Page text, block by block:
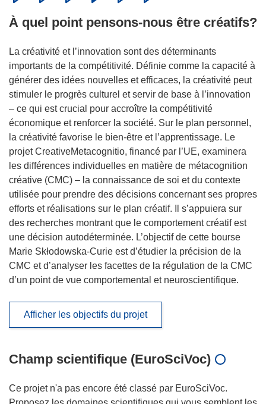
À quel point pensons-nous être créatifs?
La créativité et l’innovation sont des déterminants
importants de la compétitivité. Définie comme la capacité à
générer des idées nouvelles et efficaces, la créativité peut
stimuler le progrès culturel et servir de base à l’innovation
– ce qui est crucial pour accroître la compétitivité
économique et renforcer la société. Sur le plan personnel,
la créativité favorise le bien-être et l’apprentissage. Le
projet CreativeMetacognitio, financé par l’UE, examinera
les différences individuelles en matière de métacognition
créative (CMC) – la connaissance de soi et du contexte
utilisée pour prendre des décisions concernant ses propres
efforts et réalisations sur le plan créatif. Il s’appuiera sur
des recherches montrant que le comportement créatif est
une décision autodéterminée. L’objectif de cette bourse
Marie Skłodowska-Curie est d’étudier la précision de la
CMC et d’analyser les facettes de la régulation de la CMC
d’un point de vue comportemental et neuroscientifique.
Afficher les objectifs du projet
Champ scientifique (EuroSciVoc)
Ce projet n'a pas encore été classé par EuroSciVoc.